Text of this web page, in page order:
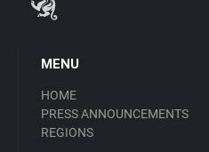
MENU
HOME
PRESS ANNOUNCEMENTS
REGIONS